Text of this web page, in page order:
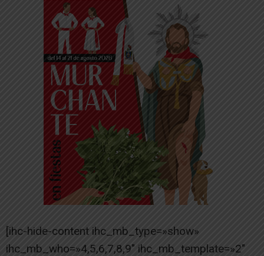
[ihc-hide-content ihc_mb_type=»show»
ihc_mb_who=»4,5,6,7,8,9″ ihc_mb_template=»2″